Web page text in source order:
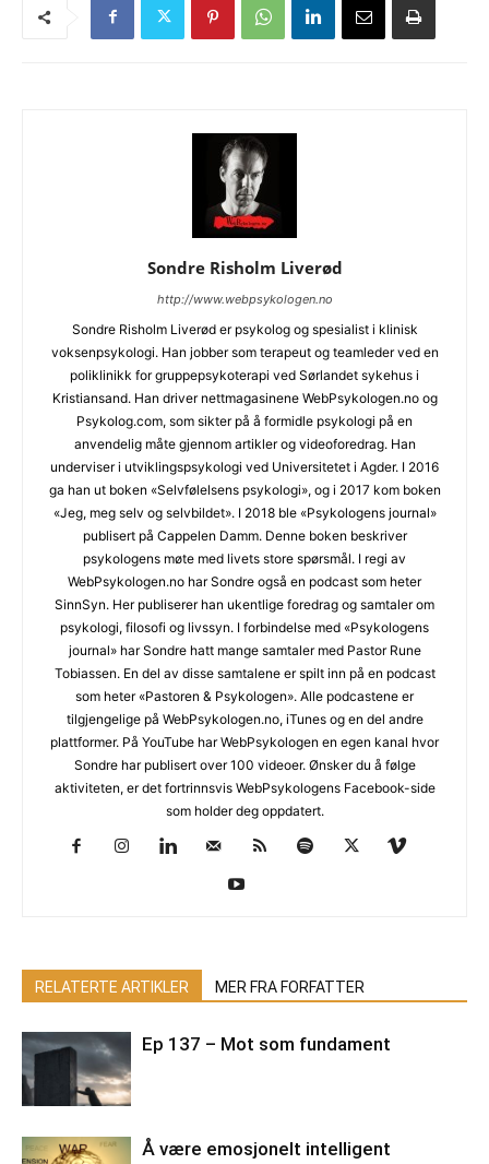
Sondre Risholm Liverød
http://www.webpsykologen.no
Sondre Risholm Liverød er psykolog og spesialist i klinisk
voksenpsykologi. Han jobber som terapeut og teamleder ved en
poliklinikk for gruppepsykoterapi ved Sørlandet sykehus i
Kristiansand. Han driver nettmagasinene WebPsykologen.no og
Psykolog.com, som sikter på å formidle psykologi på en
anvendelig måte gjennom artikler og videoforedrag. Han
underviser i utviklingspsykologi ved Universitetet i Agder. I 2016
ga han ut boken «Selvfølelsens psykologi», og i 2017 kom boken
«Jeg, meg selv og selvbildet». I 2018 ble «Psykologens journal»
publisert på Cappelen Damm. Denne boken beskriver
psykologens møte med livets store spørsmål. I regi av
WebPsykologen.no har Sondre også en podcast som heter
SinnSyn. Her publiserer han ukentlige foredrag og samtaler om
psykologi, filosofi og livssyn. I forbindelse med «Psykologens
journal» har Sondre hatt mange samtaler med Pastor Rune
Tobiassen. En del av disse samtalene er spilt inn på en podcast
som heter «Pastoren & Psykologen». Alle podcastene er
tilgjengelige på WebPsykologen.no, iTunes og en del andre
plattformer. På YouTube har WebPsykologen en egen kanal hvor
Sondre har publisert over 100 videoer. Ønsker du å følge
aktiviteten, er det fortrinnsvis WebPsykologens Facebook-side
som holder deg oppdatert.
RELATERTE ARTIKLER MER FRA FORFATTER
Ep 137 – Mot som fundament
Å være emosjonelt intelligent